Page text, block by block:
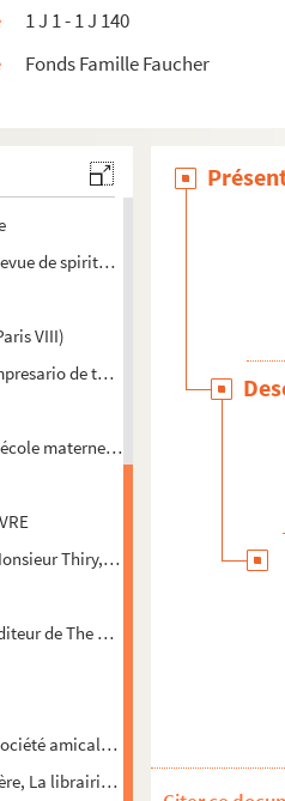
1 J 1 - 1 J 140
Fonds Famille Faucher
M (Marguerite-Marie à Massacrier).
M (Masse à Maurel).
M (Mees à Merklen)
M (Merlateau à Mich-Liebeaux).
de spiritualité des laïcs Foyer.)
VIII)
de théâtre, cirque, music-hall
maternelle d'application à
Thiry, Directeur de la
de The Wind in the Willows,
amicale des enfants de Meuzac)
La librairie des heures joyeuses,